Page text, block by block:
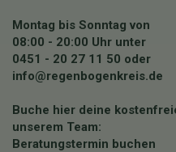
Montag bis Sonntag von
08:00 - 20:00 Uhr unter
0451 - 20 27 11 50 oder
info@regenbogenkreis.de
Buche hier deine
unserem Team:
Beratungstermin buchen